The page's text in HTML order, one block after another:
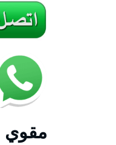
مقوي